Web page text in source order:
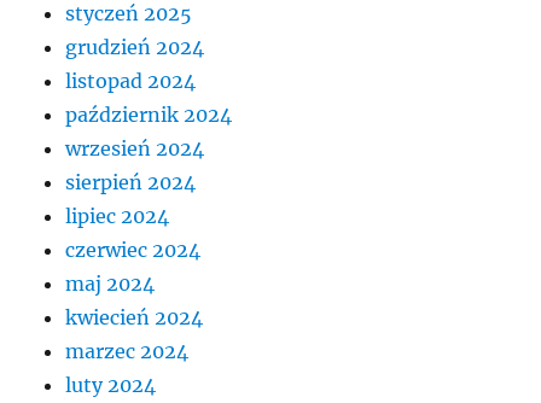
styczeń 2025
grudzień 2024
listopad 2024
październik 2024
wrzesień 2024
sierpień 2024
lipiec 2024
czerwiec 2024
maj 2024
kwiecień 2024
marzec 2024
luty 2024